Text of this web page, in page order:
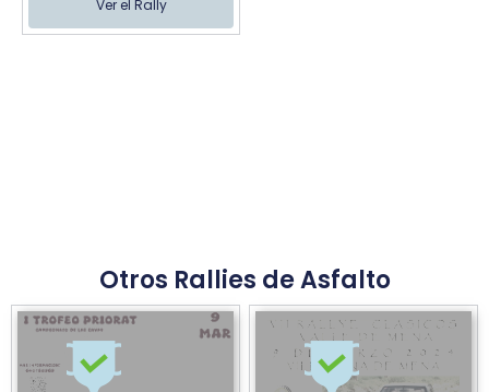
Ver el Rally
Otros Rallies de Asfalto